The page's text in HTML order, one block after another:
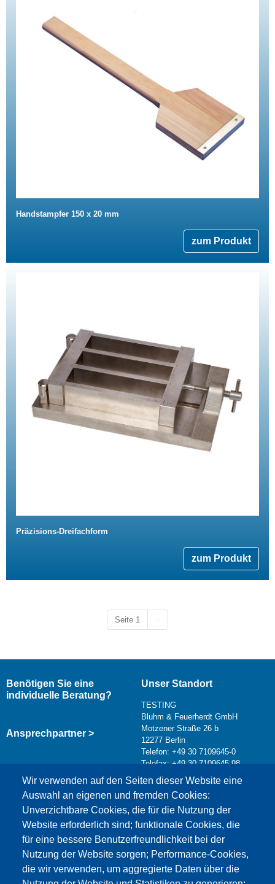
Handstampfer 150 x 20 mm
zum Produkt
Präzisions-Dreifachform
zum Produkt
Seite 1
Wir verwenden auf den Seiten dieser Website eine
Auswahl an eigenen und fremden Cookies:
Unverzichtbare Cookies, die für die Nutzung der
Website erforderlich sind; funktionale Cookies, die
für eine bessere Benutzerfreundlichkeit bei der
Nutzung der Website sorgen; Performance-Cookies,
die wir verwenden, um aggregierte Daten über die
Benötigen Sie eine
individuelle Beratung?
Ansprechpartner >
Unser Standort
TESTING
Bluhm & Feuerherdt GmbH
Motzener Straße 26 b
12277 Berlin
Telefon: +49 30 7109645-0
Telefax: +49 30 7109645-98
info@testing.de
Dieser Inhalt ist blockiert, da die Google Maps